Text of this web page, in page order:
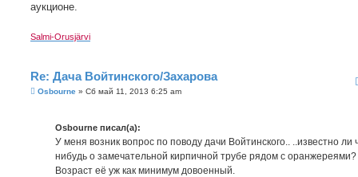
аукционе.
Salmi-Orusjärvi
Re: Дача Войтинского/Захарова
СOsbourne » Сб май 11, 2013 6:25 am
Osbourne писал(а):
У меня возник вопрос по поводу дачи Войтинского.. ..известно ли
нибудь о замечательной кирпичной трубе рядом с оранжереями?
Возраст её уж как минимум довоенный.